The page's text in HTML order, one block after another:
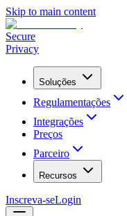
Skip to main content
Secure
Privacy
Soluções
Regulamentações
Integrações
Preços
Parceiro
Recursos
Inscreva-seLogin